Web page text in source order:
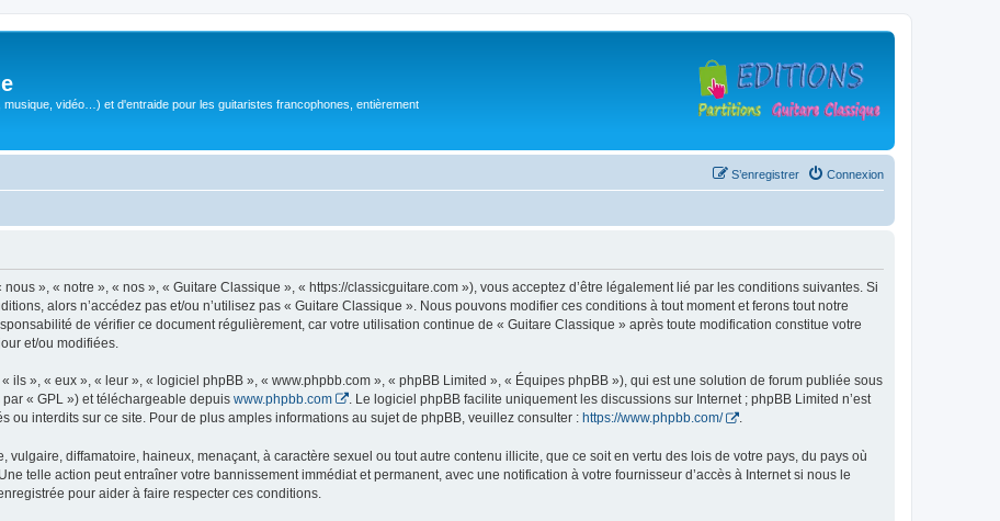
vidéo…) et d'entraide pour les guitaristes francophones, entièrement
Connexion
S’enregistrer
», « notre », « nos », « Guitare Classique », « https://classicguitare.com »), vous acceptez d’être légalement lié par les conditions suivantes. Si
alors n’accédez pas et/ou n’utilisez pas « Guitare Classique ». Nous pouvons modifier ces conditions à tout moment et ferons tout notre
de vérifier ce document régulièrement, car votre utilisation continue de « Guitare Classique » après toute modification constitue votre
et/ou modifiées.
ils », « eux », « leur », « logiciel phpBB », « www.phpbb.com », « phpBB Limited », « Équipes phpBB »), qui est une solution de forum publiée sous
« GPL ») et téléchargeable depuis www.phpbb.com
. Le logiciel phpBB facilite uniquement les discussions sur Internet ; phpBB Limited n’est
ou interdits sur ce site. Pour de plus amples informations au sujet de phpBB, veuillez consulter : https://www.phpbb.com/ .
diffamatoire, haineux, menaçant, à caractère sexuel ou tout autre contenu illicite, que ce soit en vertu des lois de votre pays, du pays où
telle action peut entraîner votre bannissement immédiat et permanent, avec une notification à votre fournisseur d’accès à Internet si nous le
pour aider à faire respecter ces conditions.